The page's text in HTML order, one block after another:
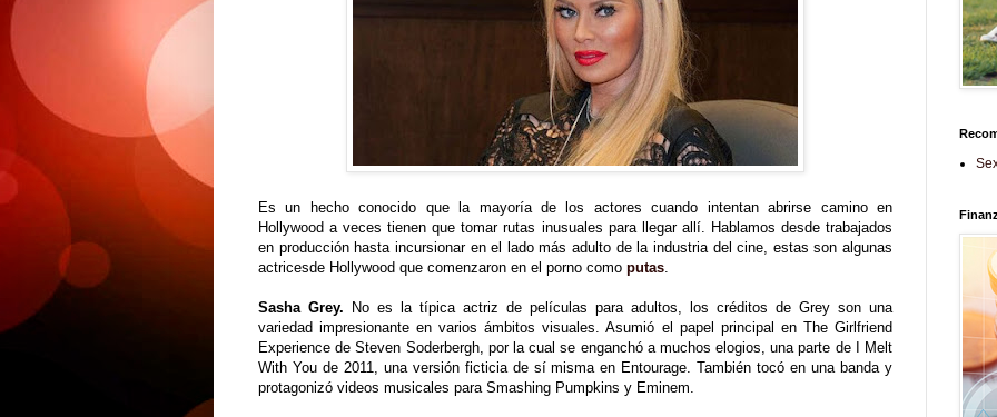
Es un hecho conocido que la mayoría de los actores cuando intentan abrirse camino en
Hollywood a veces tienen que tomar rutas inusuales para llegar allí. Hablamos desde trabajados
en producción hasta incursionar en el lado más adulto de la industria del cine, estas son algunas
actricesde Hollywood que comenzaron en el porno como putas
Sasha Grey. No es la típica actriz de películas para adultos, los créditos de Grey son una
variedad impresionante en varios ámbitos visuales. Asumió el papel principal en The Girlfriend
Experience de Steven Soderbergh, por la cual se enganchó a muchos elogios, una parte de I Melt
With You de 2011, una versión ficticia de sí misma en Entourage. También tocó en una banda y
protagonizó videos musicales para Smashing Pumpkins y Eminem.